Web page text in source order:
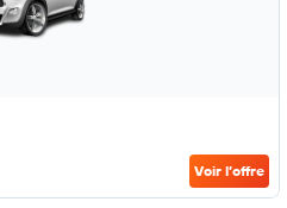
Voir l’offre